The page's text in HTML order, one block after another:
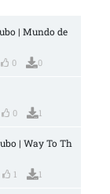
| Mundo de
0 0
0 1
| Way To Th
1 1